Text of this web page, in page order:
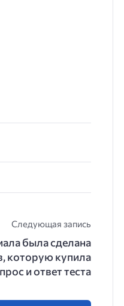
Следующая запись
была сделана
которую купила
и ответ теста